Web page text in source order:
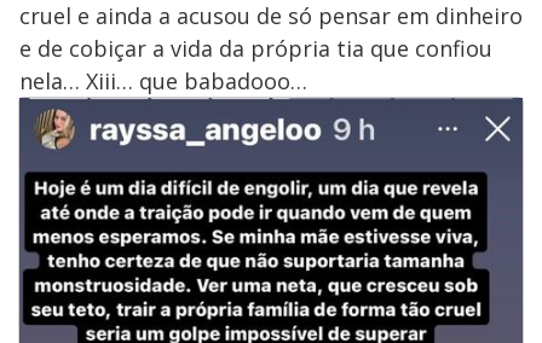
cruel e ainda a acusou de só pensar em dinheiro
e de cobiçar a vida da própria tia que confiou
nela… Xiii… que babadooo…